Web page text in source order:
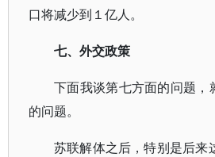
口将减少到１亿人。
七、外交政策
下面我谈第七方面的问题，
的问题。
苏联解体之后，特别是后来